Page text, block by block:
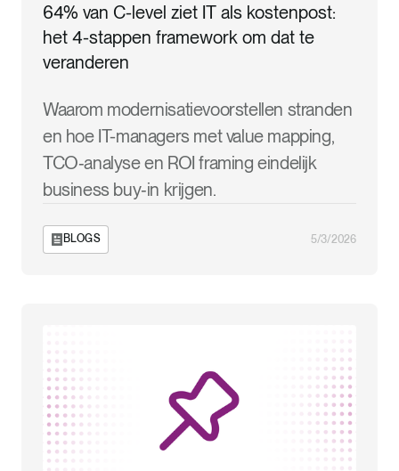
64% van C-level ziet IT als kostenpost:
het 4-stappen framework om dat te
veranderen
Waarom modernisatievoorstellen stranden
en hoe IT-managers met value mapping,
TCO‑analyse en ROI framing eindelijk
business buy‑in krijgen.
BLOGS 5/3/2026